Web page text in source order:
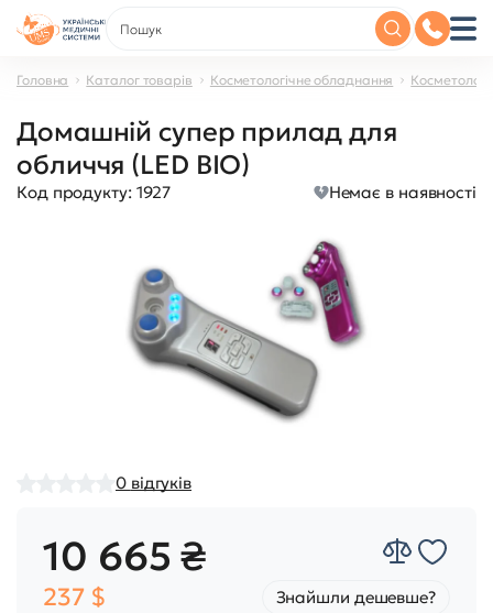
Головна Каталог товарів Косметологічне обладнання
Домашній супер прилад для
обличчя (LED BIO)
Код продукту: 1927 Немає в наявності
0 відгуків
10 665 ₴
237 $ Знайшли дешевше?